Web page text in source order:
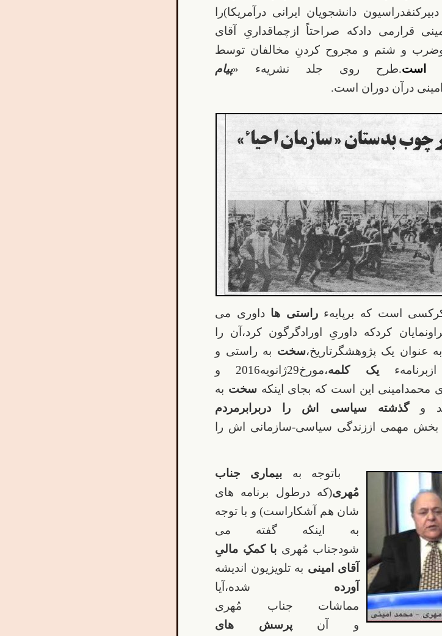
دانشجویان ایرانی درآمریکا)را
قرارمی دادکه صراحتاً ازچماقداریِ آقای
و شتم و مجروح کردنِ مخالفان توسط
است.طرح روی جلد نشریهء «پیام
درآن دوران است.
است که برپایهءراستی ها داوری می
کردکه داوریِ اورادگرگون کرد،آن را
عنوان یک پژوهشگرتاریخ،سخت به راستی و
یک کلمه
،مورخ29ژانویه2016 و
سخت به
وگذشته سیاسی اش را دربرابرمردم
بخش مهمی اززندگی سیاسی-سازمانی اش را
باتوجه به بیماری جناب
مُهری(که درطول برنامه های
شان هم آشکاراست) و با توجه
به اینکه گفته می
شودجناب مُهری با کمکِ مالیِ
آقای امینی به تلویزیون اندیشه
آورده شده،آیا
مماشات جناب مُهری
و آنپرسش های